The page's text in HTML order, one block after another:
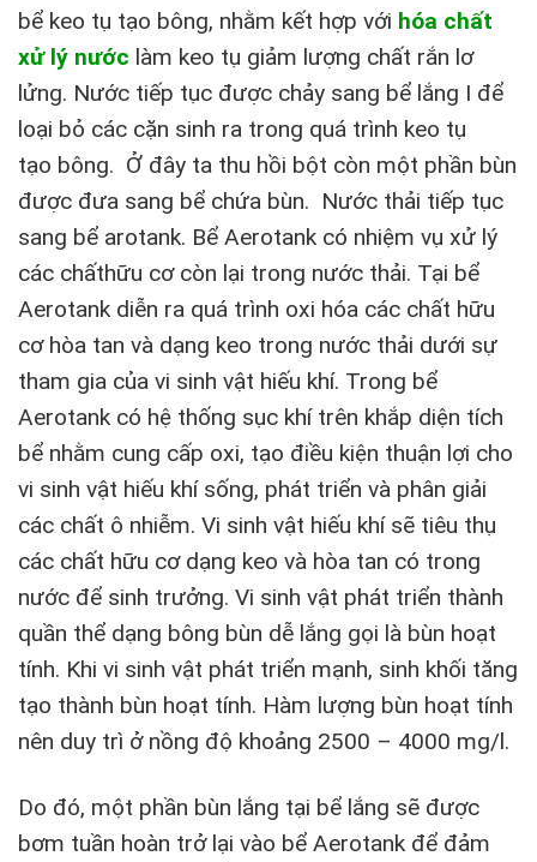
bể keo tụ tạo bông, nhằm kết hợp với hóa chất
xử lý nước làm keo tụ giảm lượng chất rắn lơ
lửng. Nước tiếp tục được chảy sang bể lắng I để
loại bỏ các cặn sinh ra trong quá trình keo tụ
tạo bông. Ở đây ta thu hồi bột còn một phần bùn
được đưa sang bể chứa bùn. Nước thải tiếp tục
sang bể arotank. Bể Aerotank có nhiệm vụ xử lý
các chấthữu cơ còn lại trong nước thải. Tại bể
Aerotank diễn ra quá trình oxi hóa các chất hữu
cơ hòa tan và dạng keo trong nước thải dưới sự
tham gia của vi sinh vật hiếu khí. Trong bể
Aerotank có hệ thống sục khí trên khắp diện tích
bể nhằm cung cấp oxi, tạo điều kiện thuận lợi cho
vi sinh vật hiếu khí sống, phát triển và phân giải
các chất ô nhiễm. Vi sinh vật hiếu khí sẽ tiêu thụ
các chất hữu cơ dạng keo và hòa tan có trong
nước để sinh trưởng. Vi sinh vật phát triển thành
quần thể dạng bông bùn dễ lắng gọi là bùn hoạt
tính. Khi vi sinh vật phát triển mạnh, sinh khối tăng
tạo thành bùn hoạt tính. Hàm lượng bùn hoạt tính
nên duy trì ở nồng độ khoảng 2500 – 4000 mg/l.
Do đó, một phần bùn lắng tại bể lắng sẽ được
bơm tuần hoàn trở lại vào bể Aerotank để đảm